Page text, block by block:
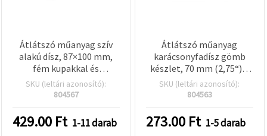
Átlátszó műanyag szív
alakú dísz, 87×100 mm,
fém kupakkal és
akasztóval
SKU (leltári azonosító):
804567
429.00 Ft 1-11 darab
Átlátszó műanyag
karácsonyfadísz gömb
készlet, 70 mm (2,75“) –
törésálló gömbök
ezüstszínű fém kupakkal
alap kézműves hobbikhoz
és ünnepi dekorációhoz
SKU (leltári azonosító):
804563
273.00 Ft 1-5 darab